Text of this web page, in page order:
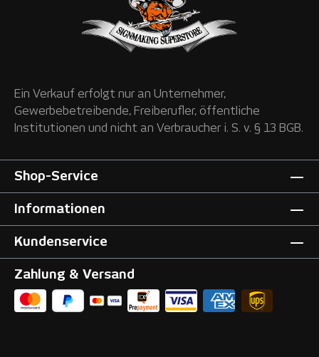
Ein Verkauf erfolgt nur an Unternehmer,
Gewerbebetreibende, Freiberufler, öffentliche
Institutionen und nicht an Verbraucher i. S. v. § 13 BGB.
Shop-Service
Informationen
Kundenservice
Zahlung & Versand